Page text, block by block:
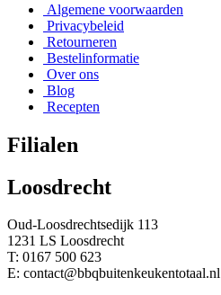
Algemene voorwaarden
Privacybeleid
Retourneren
Bestelinformatie
Over ons
Blog
Recepten
Filialen
Loosdrecht
Oud-Loosdrechtsedijk 113
1231 LS Loosdrecht
T: 0167 500 623
E: contact@bbqbuitenkeukentotaal.nl